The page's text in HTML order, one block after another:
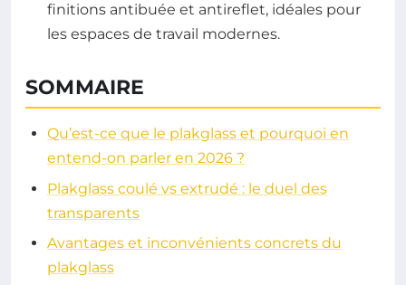
finitions antibuée et antireflet, idéales pour
les espaces de travail modernes.
SOMMAIRE
Qu’est-ce que le plakglass et pourquoi en
entend-on parler en 2026 ?
Plakglass coulé vs extrudé : le duel des
transparents
Avantages et inconvénients concrets du
plakglass